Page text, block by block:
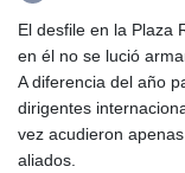
El desfile en la Plaza
en él no se lució
A diferencia del año
dirigentes
vez acudieron
aliados.